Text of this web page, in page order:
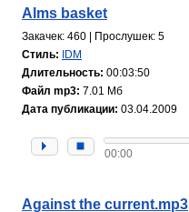
Alms basket
Закачек: 460 | Прослушек: 5
Стиль: IDM
Длительность: 00:03:50
Файл mp3: 7.01 Мб
Дата публикации: 03.04.2009
00:00
Against the current.mp3